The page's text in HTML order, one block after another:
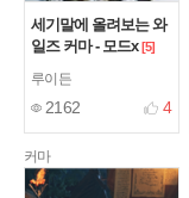
세기말에 올려보는 와
일즈 커마 - 모드x [5]
루이든
2162 4
커마